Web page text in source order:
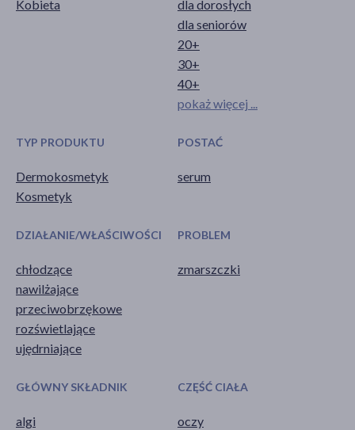
Kobieta
dla dorosłych
dla seniorów
20+
30+
40+
pokaż więcej ...
TYP PRODUKTU
Dermokosmetyk
Kosmetyk
POSTAĆ
serum
DZIAŁANIE/WŁAŚCIWOŚCI
chłodzące
nawilżające
przeciwobrzękowe
rozświetlające
ujędrniające
PROBLEM
zmarszczki
GŁÓWNY SKŁADNIK
algi
CZĘŚĆ CIAŁA
oczy